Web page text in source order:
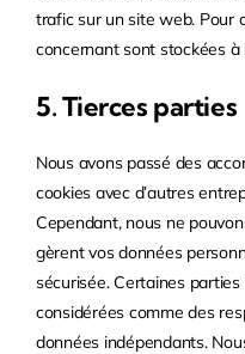
trafic sur un site web. Pour
concernant sont stockées à
5. Tierces parties
Nous avons passé des
cookies avec d’autres
Cependant, nous ne
gèrent vos données
sécurisée. Certaines
considérées comme des
données indépendants.